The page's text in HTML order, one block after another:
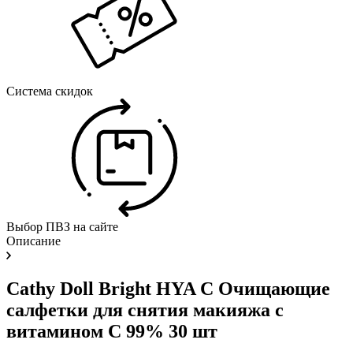
Система скидок
Выбор ПВЗ на сайте
Описание
Cathy Doll Bright HYA C Очищающие
салфетки для снятия макияжа с
витамином C 99% 30 шт